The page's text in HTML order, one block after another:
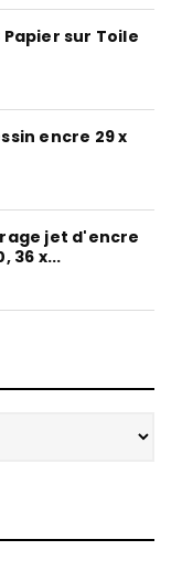
sur Toile
encre 29 x
jet d'encre
36 x...